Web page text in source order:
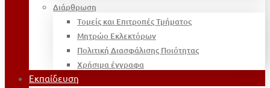
Διάρθρωση
Τομείς και Επιτροπές Τμήματος
Μητρώο Εκλεκτόρων
Πολιτική Διασφάλισης Ποιότητας
Χρήσιμα έγγραφα
Εκπαίδευση